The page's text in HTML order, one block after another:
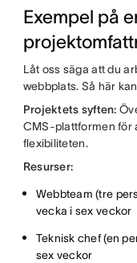
Exempel på
Låt oss säga att du
webbplats. Så här
Projektets syften:
CMS-plattformen för
flexibiliteten.
Resurser:
Webbteam (tre
vecka i sex veckor
Teknisk chef (en
sex veckor